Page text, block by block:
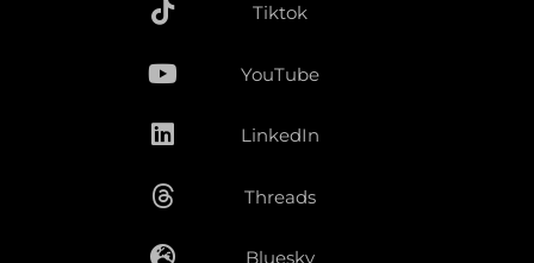
Tiktok
YouTube
LinkedIn
Threads
Bluesky